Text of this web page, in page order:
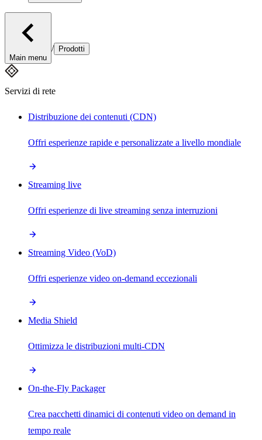
Main menu
/ Prodotti
Servizi di rete
Distribuzione dei contenuti (CDN)
Offri esperienze rapide e personalizzate a livello mondiale
Streaming live
Offri esperienze di live streaming senza interruzioni
Streaming Video (VoD)
Offri esperienze video on-demand eccezionali
Media Shield
Ottimizza le distribuzioni multi-CDN
On-the-Fly Packager
Crea pacchetti dinamici di contenuti video on demand in
tempo reale